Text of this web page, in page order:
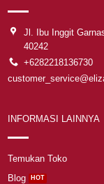
Jl. Ibu Inggit
40242
+6282218136730
INFORMASI LAINNYA
Temukan Toko
Blog